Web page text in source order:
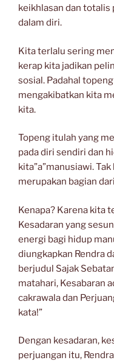
keikhlasan dan totalis
dalam diri.
Kita terlalu sering
kerap kita jadikan
sosial. Padahal
mengakibatkan kita
kita.
Topeng itulah yang
pada diri sendiri dan
kita”a”manusiawi.
merupakan bagian
Kenapa? Karena kita
Kesadaran yang
energi bagi hidup
diungkapkan Rendra
berjudul Sajak
matahari, Kesabaran
cakrawala dan
kata!”
Dengan kesadaran,
perjuangan itu,